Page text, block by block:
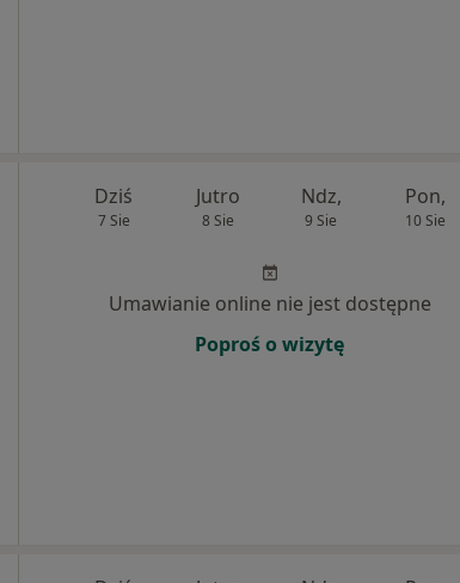
Dziś
7 Sie
Jutro
8 Sie
Ndz,
9 Sie
Pon,
10 Sie
Umawianie online nie jest dostępne
Poproś o wizytę